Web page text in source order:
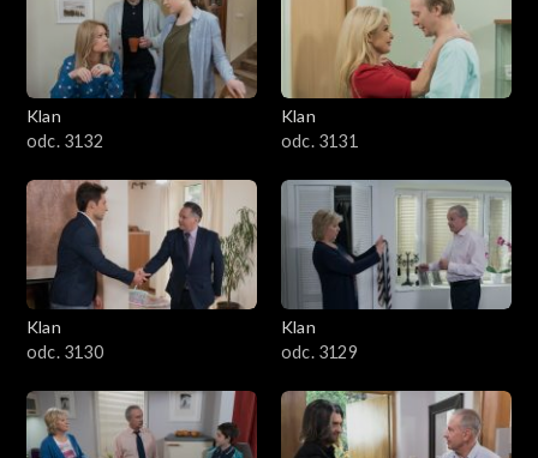
Klan
odc. 3132
Klan
odc. 3131
Klan
odc. 3130
Klan
odc. 3129